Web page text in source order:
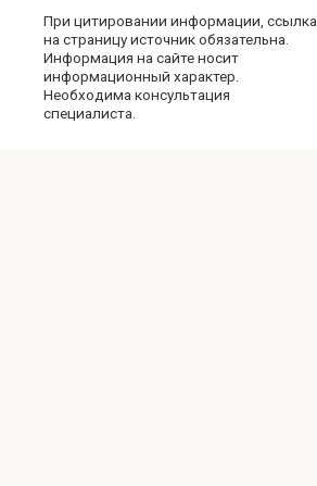
При цитировании информации, ссылка
на страницу источник обязательна.
Информация на сайте носит
информационный характер.
Необходима консультация
специалиста.